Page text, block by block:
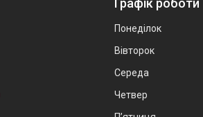
Графік роботи
Понеділок
Вівторок
Середа
Четвер